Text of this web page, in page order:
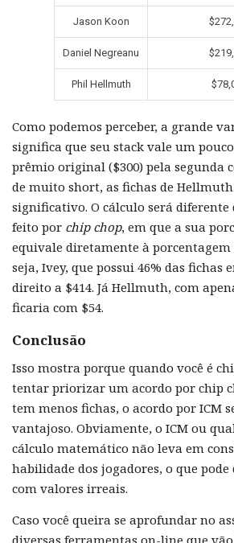
Jason Koon
Daniel Negreanu
Phil Hellmuth
Como podemos perceber, a grande
significa que seu stack vale um
prêmio original ($300) pela segunda
de muito short, as fichas de
significativo. O cálculo será diferente
feito por chip chop, em que a sua
equivale diretamente à porcentagem
seja, Ivey, que possui 46% das fichas
direito a $414. Já Hellmuth, com
ficaria com $54.
Conclusão
Isso mostra porque quando você é
tentar priorizar um acordo por chip
tem menos fichas, o acordo por ICM
vantajoso. Obviamente, o ICM ou
cálculo matemático não leva em
habilidade dos jogadores, o que
com valores irreais.
Caso você queira se aprofundar no
diversas ferramentas on-line que